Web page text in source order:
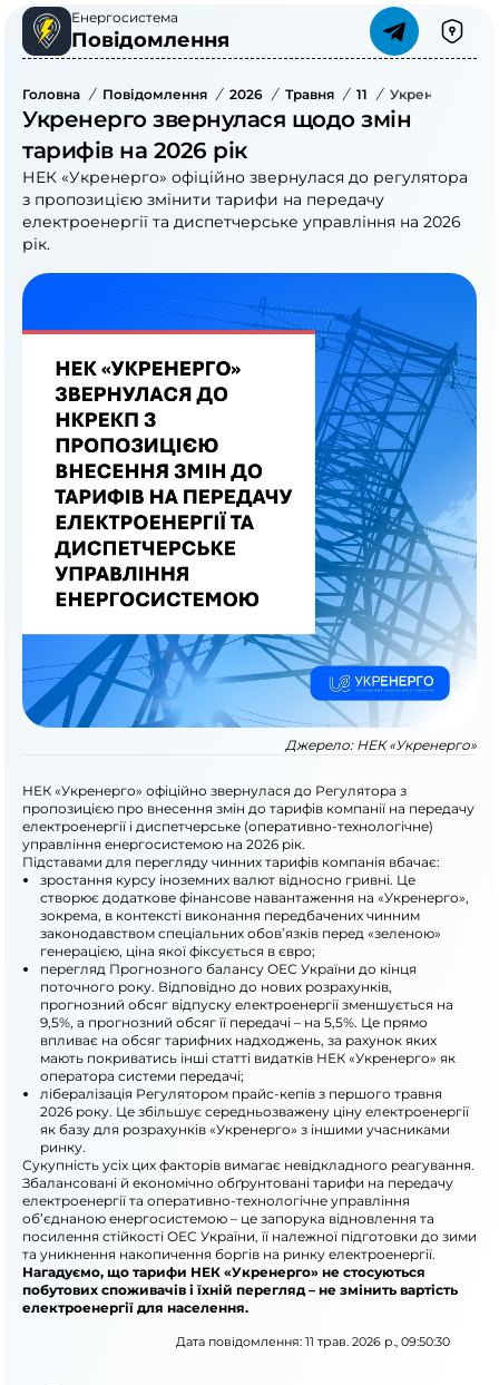
Енергосистема
Повідомлення
Головна / Повідомлення / 2026 / Травня / 11 / Укренерго
Укренерго звернулася щодо змін
тарифів на 2026 рік
НЕК «Укренерго» офіційно звернулася до регулятора
з пропозицією змінити тарифи на передачу
електроенергії та диспетчерське управління на 2026
рік.
Джерело: НЕК «Укренерго»
НЕК «Укренерго» офіційно звернулася до Регулятора з
пропозицією про внесення змін до тарифів компанії на передачу
електроенергії і диспетчерське (оперативно-технологічне)
управління енергосистемою на 2026 рік.
Підставами для перегляду чинних тарифів компанія вбачає:
зростання курсу іноземних валют відносно гривні. Це
створює додаткове фінансове навантаження на «Укренерго»,
зокрема, в контексті виконання передбачених чинним
законодавством спеціальних обов’язків перед «зеленою»
генерацією, ціна якої фіксується в євро;
перегляд Прогнозного балансу ОЕС України до кінця
поточного року. Відповідно до нових розрахунків,
прогнозний обсяг відпуску електроенергії зменшується на
9,5%, а прогнозний обсяг її передачі – на 5,5%. Це прямо
впливає на обсяг тарифних надходжень, за рахунок яких
мають покриватись інші статті видатків НЕК «Укренерго» як
оператора системи передачі;
лібералізація Регулятором прайс-кепів з першого травня
2026 року. Це збільшує середньозважену ціну електроенергії
як базу для розрахунків «Укренерго» з іншими учасниками
ринку.
Сукупність усіх цих факторів вимагає невідкладного реагування.
Збалансовані й економічно обґрунтовані тарифи на передачу
електроенергії та оперативно-технологічне управління
об’єднаною енергосистемою – це запорука відновлення та
посилення стійкості ОЕС України, її належної підготовки до зими
та уникнення накопичення боргів на ринку електроенергії.
Нагадуємо, що тарифи НЕК «Укренерго» не стосуються
побутових споживачів і їхній перегляд – не змінить вартість
електроенергії для населення.
Дата повідомлення: 11 трав. 2026 р., 09:50:30